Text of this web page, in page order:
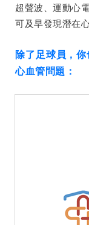
超聲波、運動心
可及早發現潛在
除了足球員，
心血管問題：